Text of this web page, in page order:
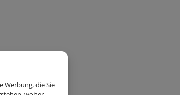
Werbung, die Sie